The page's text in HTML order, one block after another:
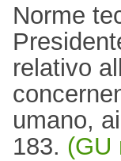
Norme
relativo
umano,
183. (GU